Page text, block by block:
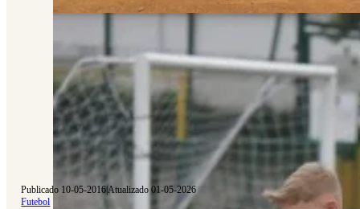
Publicado 10-05-2016|Atualizado 01-05-2026
Futebol